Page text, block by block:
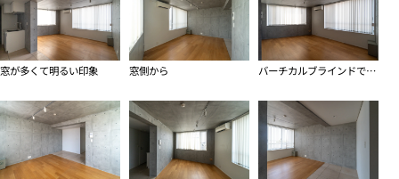
窓が多くて明るい印象 窓側から バーチカルブラインドで視線を遮りつつ光を取り込んでくれる